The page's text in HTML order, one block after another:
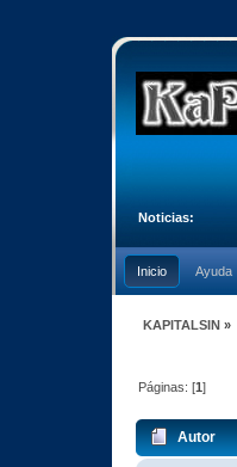
Noticias:
Inicio Ayuda
KAPITALSIN »
Páginas: [1]
Autor